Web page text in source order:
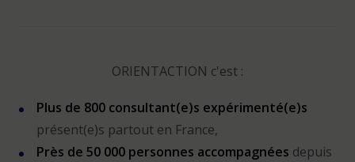
ORIENTACTION c'est :
Plus de 800 consultant(e)s expérimenté(e)s
présent(e)s partout en France,
Près de 50 000 personnes accompagnées depuis